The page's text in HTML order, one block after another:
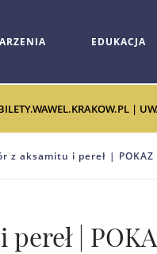
EDUKACJA
|
z aksamitu i pereł | POKAZ
|